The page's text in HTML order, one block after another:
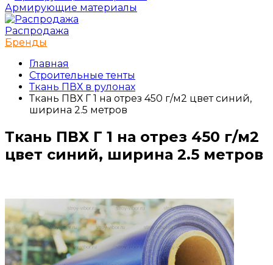
Армирующие материалы
Распродажа
Бренды
Главная
Строительные тенты
Ткань ПВХ в рулонах
Ткань ПВХ Г 1 на отрез 450 г/м2 цвет синий,
ширина 2.5 метров
Ткань ПВХ Г 1 на отрез 450 г/м2
цвет синий, ширина 2.5 метров